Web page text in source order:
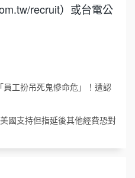
recruit）或台電公
員工扮吊死鬼慘命危」！遭認
國支持但指延後其他經費恐對